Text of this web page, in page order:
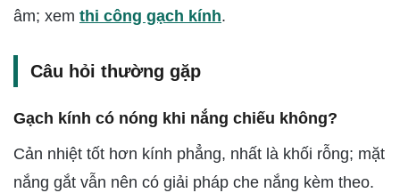
âm; xem thi công gạch kính.
Câu hỏi thường gặp
Gạch kính có nóng khi nắng chiếu không?
Cản nhiệt tốt hơn kính phẳng, nhất là khối rỗng; mặt
nắng gắt vẫn nên có giải pháp che nắng kèm theo.